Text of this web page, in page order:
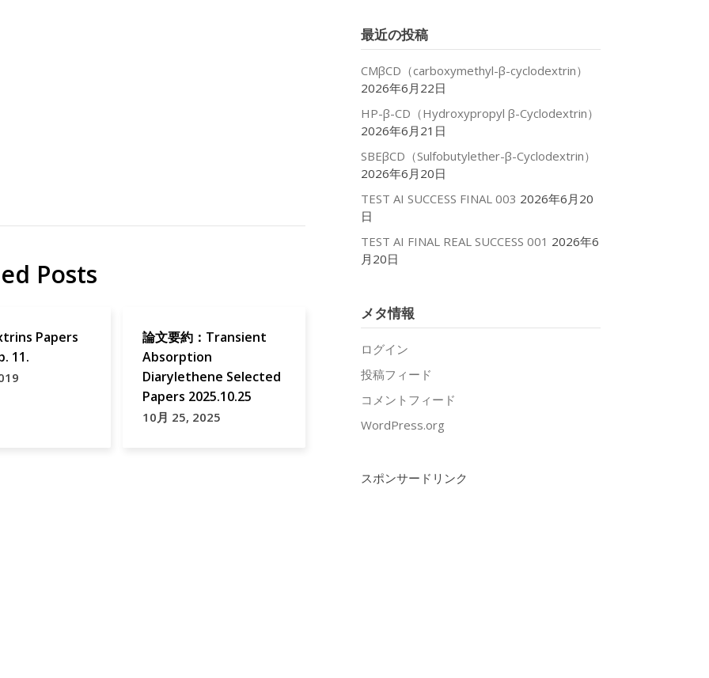
cyclodextrin
Posts
Papers
11.
論文要約：Transient
Absorption
Diarylethene Selected
Papers 2025.10.25
10月 25, 2025
ブ
最近の投稿
CMβCD（carboxymethyl-β-cyclodextrin）
2026年6月22日
HP-β-CD（Hydroxypropyl β-Cyclodextrin）
2026年6月21日
SBEβCD（Sulfobutylether-β-Cyclodextrin）
2026年6月20日
TEST AI SUCCESS FINAL 003 2026年6月20
日
TEST AI FINAL REAL SUCCESS 001 2026年6
月20日
メタ情報
ログイン
投稿フィード
コメントフィード
WordPress.org
スポンサードリンク